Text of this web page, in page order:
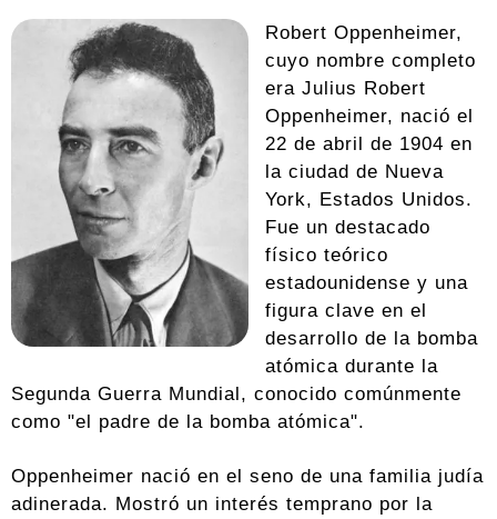
Robert Oppenheimer,
cuyo nombre completo
era Julius Robert
Oppenheimer, nació el
22 de abril de 1904 en
la ciudad de Nueva
York, Estados Unidos.
Fue un destacado
físico teórico
estadounidense y una
figura clave en el
desarrollo de la bomba
atómica durante la
Segunda Guerra Mundial, conocido comúnmente
como "el padre de la bomba atómica".
Oppenheimer nació en el seno de una familia judía
adinerada. Mostró un interés temprano por la